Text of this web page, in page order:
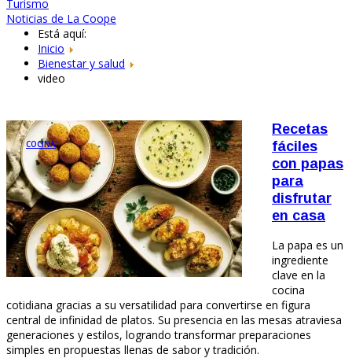
Turismo
Noticias de La Coope
Está aquí:
Inicio
Bienestar y salud
video
COCINA
Recetas
fáciles
con papas
para
disfrutar
en casa
La papa es un
ingrediente
clave en la
cocina
cotidiana gracias a su versatilidad para convertirse en figura
central de infinidad de platos. Su presencia en las mesas atraviesa
generaciones y estilos, logrando transformar preparaciones
simples en propuestas llenas de sabor y tradición.